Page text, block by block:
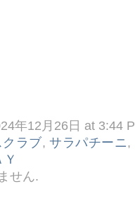
年12月26日 at 3:44
クラブ,サラパチーニ,
せん.